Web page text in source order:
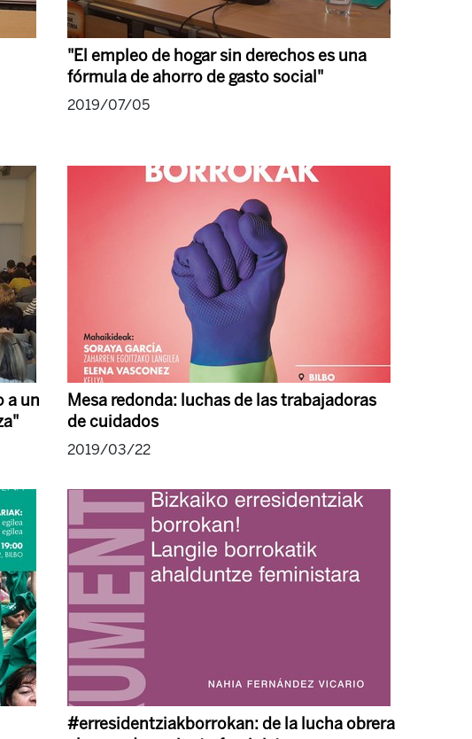
"El empleo de hogar sin derechos es una
fórmula de ahorro de gasto social"
2019/07/05
a un
Mesa redonda: luchas de las trabajadoras
de cuidados
2019/03/22
#erresidentziakborrokan: de la lucha obrera